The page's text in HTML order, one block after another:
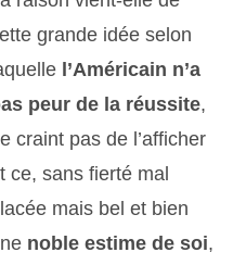
grande idée selon
l’Américain n’a
peur de la réussite,
craint pas de l’afficher
ce, sans fierté mal
mais bel et bien
noble estime de soi,